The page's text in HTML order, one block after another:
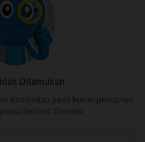
Ditemukan
Komunitas pada kolom pencarian.
dari Hot Threads.